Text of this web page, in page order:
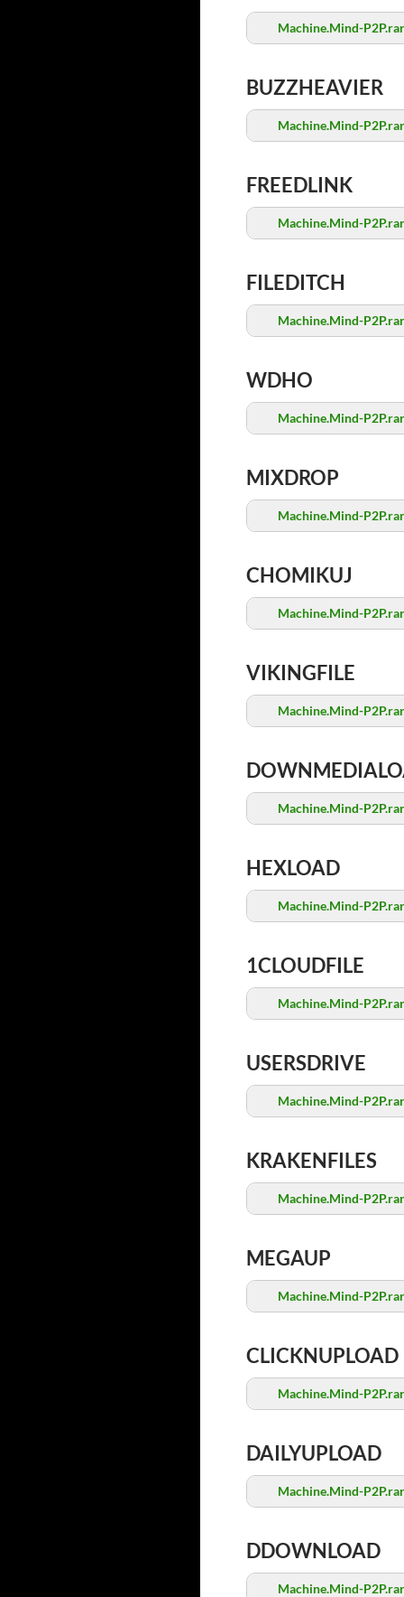
Machine.Mind-P2P.rar
BUZZHEAVIER
Machine.Mind-P2P.rar
FREEDLINK
Machine.Mind-P2P.rar
FILEDITCH
Machine.Mind-P2P.rar
WDHO
Machine.Mind-P2P.rar
MIXDROP
Machine.Mind-P2P.rar
CHOMIKUJ
Machine.Mind-P2P.rar
VIKINGFILE
Machine.Mind-P2P.rar
Machine.Mind-P2P.rar
HEXLOAD
Machine.Mind-P2P.rar
1CLOUDFILE
Machine.Mind-P2P.rar
USERSDRIVE
Machine.Mind-P2P.rar
KRAKENFILES
Machine.Mind-P2P.rar
MEGAUP
Machine.Mind-P2P.rar
CLICKNUPLOAD
Machine.Mind-P2P.rar
DAILYUPLOAD
Machine.Mind-P2P.rar
DDOWNLOAD
Machine.Mind-P2P.rar